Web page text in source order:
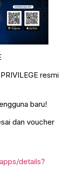
resmi
baru!
dan voucher
details?